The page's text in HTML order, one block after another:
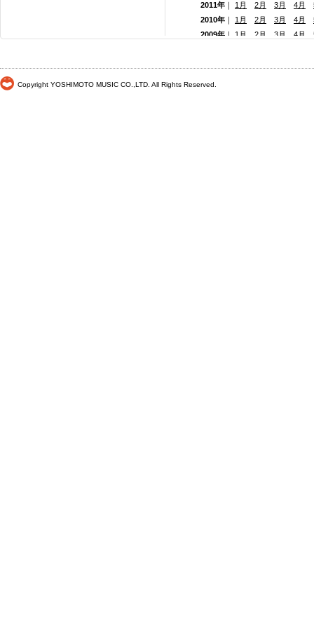
2011年 ｜ 1月 2月 3月 4月
2010年 ｜ 1月 2月 3月 4月
2009年 ｜ 1月 2月 3月 4月
Copyright YOSHIMOTO MUSIC CO.,LTD. All Rights Reserved.